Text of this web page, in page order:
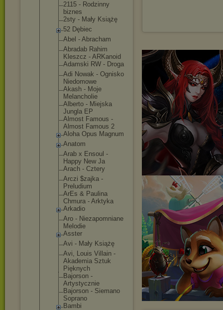
2115 - Rodzinny
biznes
2sty - Mały Książę
52 Dębiec
Abel - Abracham
Abradab Rahim
Kleszcz - ARKanoid
Adamski RW - Droga
Adi Nowak - Ognisko
Niedomowe
Akash - Moje
Melancholie
Alberto - Miejska
Jungla EP
Almost Famous -
Almost Famous 2
Aloha Opus Magnum
Anatom
Arab x Ensoul -
Happy New Ja
Arach - Cztery
Arczi $zajka -
Preludium
ArEs & Paulina
Chmura - Arktyka
Arkadio
Aro - Niezapomniane
Melodie
Asster
Avi - Mały Książę
Avi, Louis Villain -
Akademia Sztuk
Pięknych
Bajorson -
Artystycznie
Bajorson - Siemano
Soprano
Bambi